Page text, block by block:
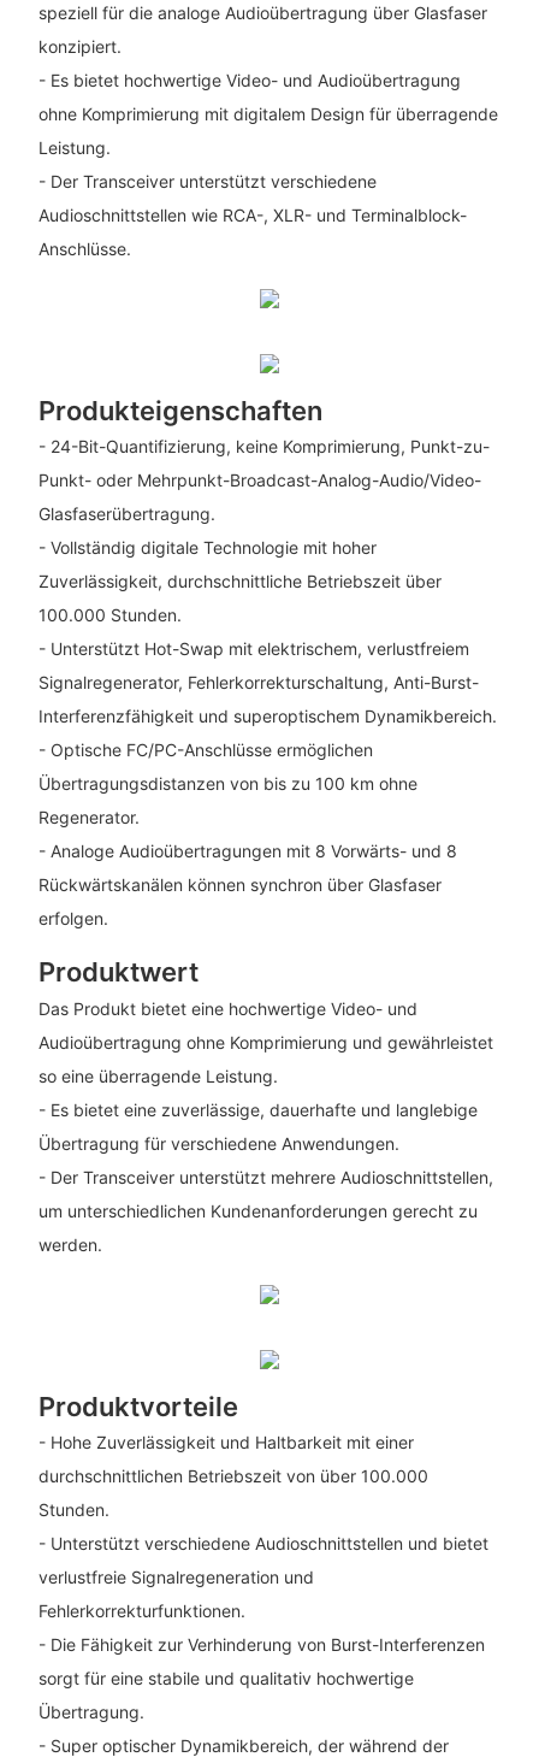
speziell für die analoge Audioübertragung über Glasfaser
konzipiert.
- Es bietet hochwertige Video- und Audioübertragung
ohne Komprimierung mit digitalem Design für überragende
Leistung.
- Der Transceiver unterstützt verschiedene
Audioschnittstellen wie RCA-, XLR- und Terminalblock-
Anschlüsse.
Produkteigenschaften
- 24-Bit-Quantifizierung, keine Komprimierung, Punkt-zu-
Punkt- oder Mehrpunkt-Broadcast-Analog-Audio/Video-
Glasfaserübertragung.
- Vollständig digitale Technologie mit hoher
Zuverlässigkeit, durchschnittliche Betriebszeit über
100.000 Stunden.
- Unterstützt Hot-Swap mit elektrischem, verlustfreiem
Signalregenerator, Fehlerkorrekturschaltung, Anti-Burst-
Interferenzfähigkeit und superoptischem Dynamikbereich.
- Optische FC/PC-Anschlüsse ermöglichen
Übertragungsdistanzen von bis zu 100 km ohne
Regenerator.
- Analoge Audioübertragungen mit 8 Vorwärts- und 8
Rückwärtskanälen können synchron über Glasfaser
erfolgen.
Produktwert
Das Produkt bietet eine hochwertige Video- und
Audioübertragung ohne Komprimierung und gewährleistet
so eine überragende Leistung.
- Es bietet eine zuverlässige, dauerhafte und langlebige
Übertragung für verschiedene Anwendungen.
- Der Transceiver unterstützt mehrere Audioschnittstellen,
um unterschiedlichen Kundenanforderungen gerecht zu
werden.
Produktvorteile
- Hohe Zuverlässigkeit und Haltbarkeit mit einer
durchschnittlichen Betriebszeit von über 100.000
Stunden.
- Unterstützt verschiedene Audioschnittstellen und bietet
verlustfreie Signalregeneration und
Fehlerkorrekturfunktionen.
- Die Fähigkeit zur Verhinderung von Burst-Interferenzen
sorgt für eine stabile und qualitativ hochwertige
Übertragung.
- Super optischer Dynamikbereich, der während der